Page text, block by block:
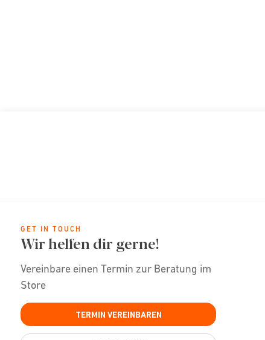
GET IN TOUCH
Wir helfen dir gerne!
Vereinbare einen Termin zur Beratung im
Store
TERMIN VEREINBAREN